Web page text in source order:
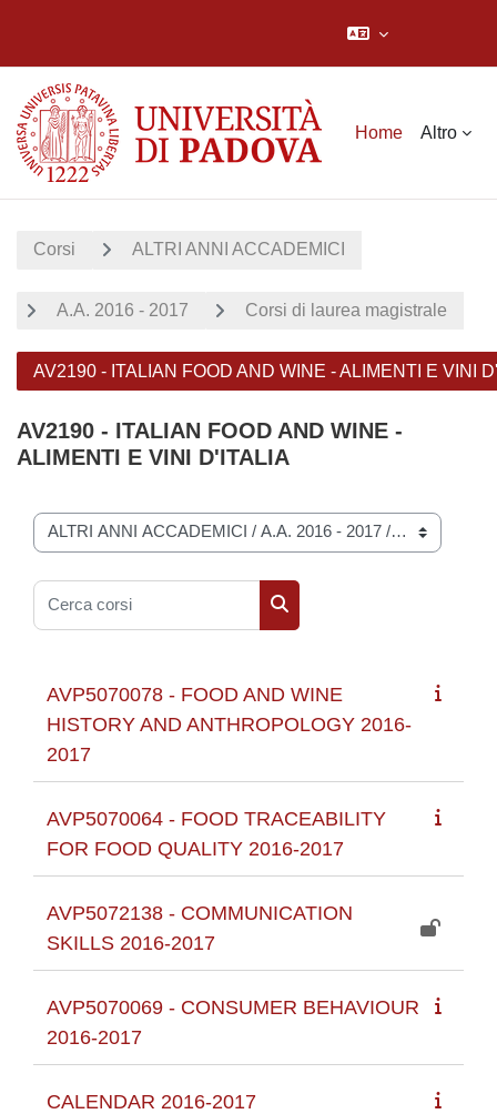
Home Altro
Corsi ALTRI ANNI ACCADEMICI
A.A. 2016 - 2017 Corsi di laurea magistrale
AV2190 - ITALIAN FOOD AND WINE - ALIMENTI E VINI
AV2190 - ITALIAN FOOD AND WINE -
ALIMENTI E VINI D'ITALIA
Categorie di corso
Cerca corsi
Cerca corsi
AVP5070078 - FOOD AND WINE
HISTORY AND ANTHROPOLOGY 2016-
2017
AVP5070064 - FOOD TRACEABILITY
FOR FOOD QUALITY 2016-2017
AVP5072138 - COMMUNICATION
SKILLS 2016-2017
AVP5070069 - CONSUMER BEHAVIOUR
2016-2017
CALENDAR 2016-2017